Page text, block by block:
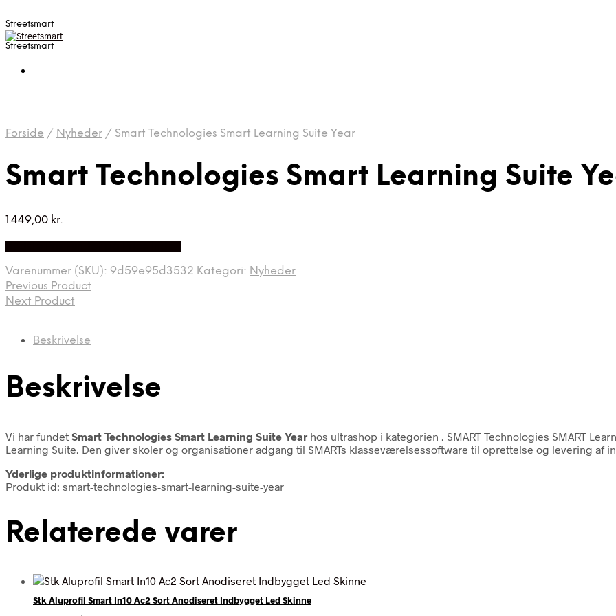
Streetsmart
Streetsmart
Forside / Nyheder / Smart Technologies Smart Learning Suite Year
Smart Technologies Smart Learning Suite
1.449,00 kr.
Varenummer (SKU): 9d59e95d3532 Kategori: Nyheder
Previous Product
Next Product
Beskrivelse
Beskrivelse
Vi har fundet Smart Technologies Smart Learning Suite Year hos ultrashop i kategorien
. SMART Technologies SMART
Learning Suite. Den giver skoler og organisationer adgang til SMARTs klasseværelsessoftware til oprettelse og levering af
Yderlige produktinformationer:
Produkt id: smart-technologies-smart-learning-suite-year
Relaterede varer
Stk Aluprofil Smart In10 Ac2 Sort Anodiseret Indbygget Led Skinne